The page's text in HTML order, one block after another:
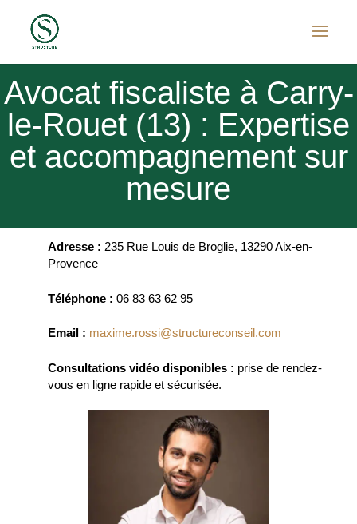
Avocat fiscaliste à Carry-
le-Rouet (13) : Expertise
et accompagnement sur
mesure
Adresse : 235 Rue Louis de Broglie, 13290 Aix-en-
Provence
Téléphone : 06 83 63 62 95
Email : maxime.rossi@structureconseil.com
Consultations vidéo disponibles : prise de rendez-
vous en ligne rapide et sécurisée.